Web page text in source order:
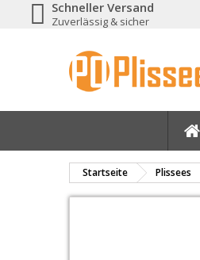
Schneller Versand
Zuverlässig & sicher
Startseite Plissees